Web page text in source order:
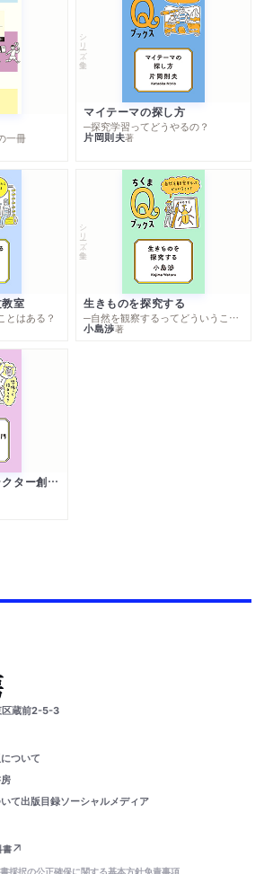
一冊
シリーズ・全集
マイテーマの探し方
─探究学習ってどうやるの？
片岡則夫著
室
とはある？
シリーズ・全集
生きものを探究する
─自然を観察するってどういうこと？
小島渉著
７日でできるキャラクター創作入門
区蔵前2-5-3
ついて
て出版目録ソーシャルメディア
書
採択の公正確保に関する基本方針免責事項